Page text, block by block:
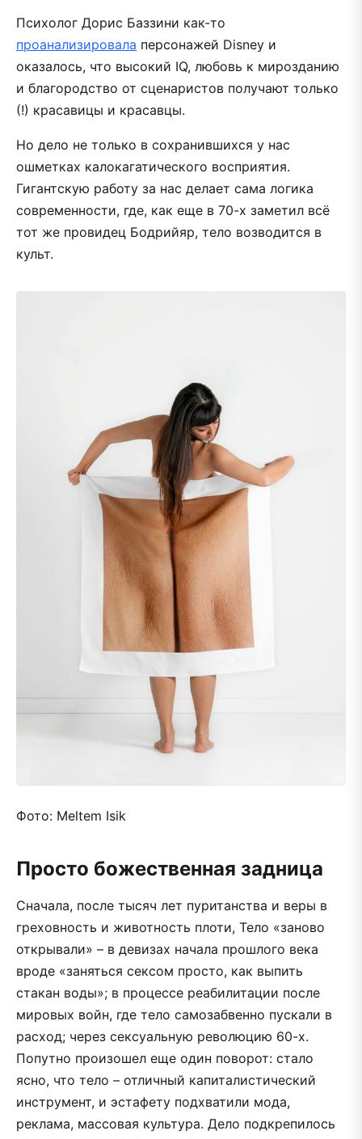
Психолог Дорис Баззини как-то
проанализировала персонажей Disney и
оказалось, что высокий IQ, любовь к мирозданию
и благородство от сценаристов получают только
(!) красавицы и красавцы.
Но дело не только в сохранившихся у нас
ошметках калокагатического восприятия.
Гигантскую работу за нас делает сама логика
современности, где, как еще в 70-х заметил всё
тот же провидец Бодрийяр, тело возводится в
культ.
Фото: Meltem Isik
Просто божественная задница
Сначала, после тысяч лет пуританства и веры в
греховность и животность плоти, Тело «заново
открывали» – в девизах начала прошлого века
вроде «заняться сексом просто, как выпить
стакан воды»; в процессе реабилитации после
мировых войн, где тело самозабвенно пускали в
расход; через сексуальную революцию 60-х.
Попутно произошел еще один поворот: стало
ясно, что тело – отличный капиталистический
инструмент, и эстафету подхватили мода,
реклама, массовая культура. Дело подкрепилось